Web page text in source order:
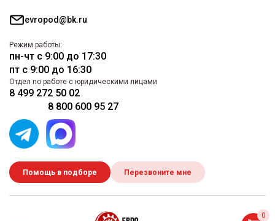
evropod@bk.ru
Режим работы:
пн-чт с 9:00 до 17:30
пт с 9:00 до 16:30
Отдел по работе с юридическими лицами
8 499 272 50 02
8 800 600 95 27
Помощь в подборе Перезвоните мне
0